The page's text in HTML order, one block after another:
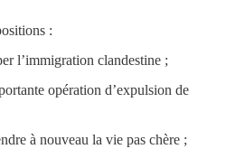
:
l’immigration clandestine ;
opération d’expulsion de
à nouveau la vie pas chère ;